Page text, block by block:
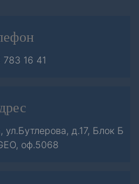
16 41
д.17, Блок Б
оф.5068